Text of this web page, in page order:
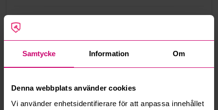
Samtycke Information Om
Denna webbplats använder cookies
Vi använder enhetsidentifierare för att anpassa innehållet
Kan jag ångra ett bud?